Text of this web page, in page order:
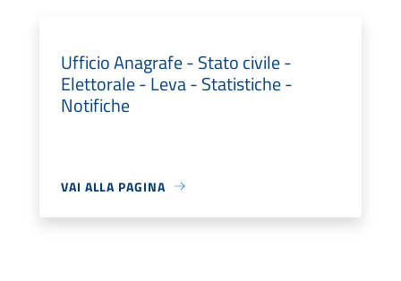
Ufficio Anagrafe - Stato civile -
Elettorale - Leva - Statistiche -
Notifiche
VAI ALLA PAGINA